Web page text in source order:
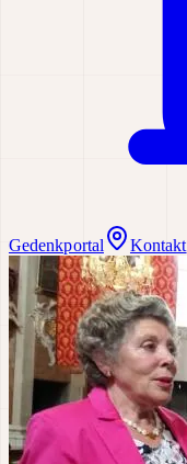
Gedenkportal Kontakt